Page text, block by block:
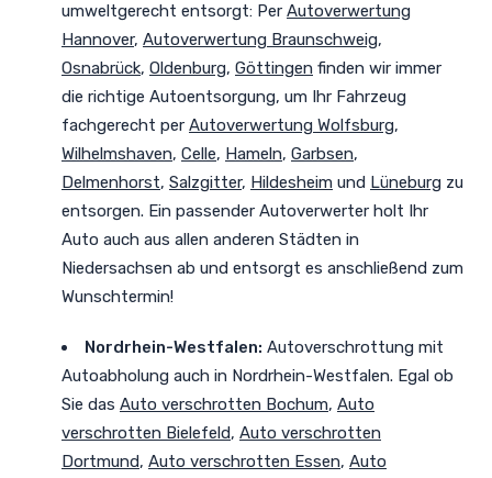
umweltgerecht entsorgt: Per Autoverwertung
Hannover, Autoverwertung Braunschweig,
Osnabrück, Oldenburg, Göttingen finden wir immer
die richtige Autoentsorgung, um Ihr Fahrzeug
fachgerecht per Autoverwertung Wolfsburg,
Wilhelmshaven, Celle, Hameln, Garbsen,
Delmenhorst, Salzgitter, Hildesheim und Lüneburg zu
entsorgen. Ein passender Autoverwerter holt Ihr
Auto auch aus allen anderen Städten in
Niedersachsen ab und entsorgt es anschließend zum
Wunschtermin!
Nordrhein-Westfalen: Autoverschrottung mit
Autoabholung auch in Nordrhein-Westfalen. Egal ob
Sie das Auto verschrotten Bochum, Auto
verschrotten Bielefeld, Auto verschrotten
Dortmund, Auto verschrotten Essen, Auto